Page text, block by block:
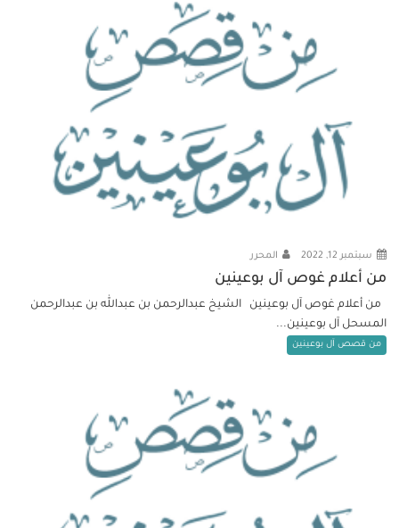
سبتمبر 12, 2022 المحرر
من أعلام غوص آل بوعينين
من أعلام غوص آل بوعينين الشيخ عبدالرحمن بن عبدالله بن عبدالرحمن
المسحل آل بوعينين...
من قصص آل بوعينين